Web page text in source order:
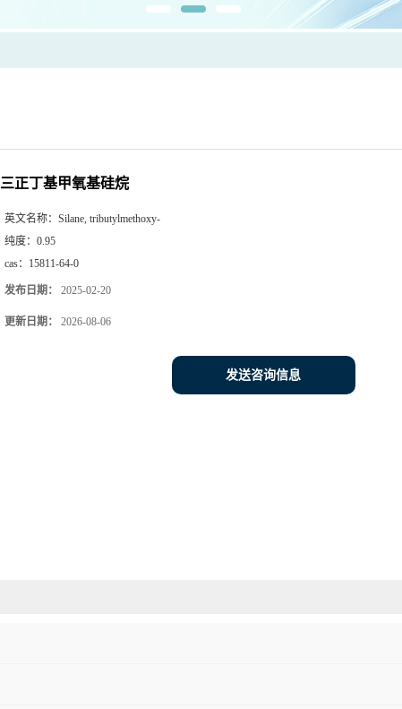
三正丁基甲氧基硅烷
英文名称： Silane, tributylmethoxy-
纯度： 0.95
cas： 15811-64-0
发布日期： 2025-02-20
更新日期： 2026-08-06
发送咨询信息